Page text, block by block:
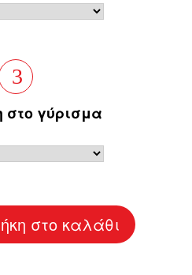
3
στο γύρισμα
στο καλάθι